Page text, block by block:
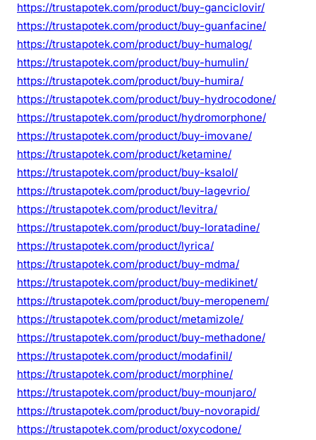
https://trustapotek.com/product/buy-ganciclovir/
https://trustapotek.com/product/buy-guanfacine/
https://trustapotek.com/product/buy-humalog/
https://trustapotek.com/product/buy-humulin/
https://trustapotek.com/product/buy-humira/
https://trustapotek.com/product/buy-hydrocodone/
https://trustapotek.com/product/hydromorphone/
https://trustapotek.com/product/buy-imovane/
https://trustapotek.com/product/ketamine/
https://trustapotek.com/product/buy-ksalol/
https://trustapotek.com/product/buy-lagevrio/
https://trustapotek.com/product/levitra/
https://trustapotek.com/product/buy-loratadine/
https://trustapotek.com/product/lyrica/
https://trustapotek.com/product/buy-mdma/
https://trustapotek.com/product/buy-medikinet/
https://trustapotek.com/product/buy-meropenem/
https://trustapotek.com/product/metamizole/
https://trustapotek.com/product/buy-methadone/
https://trustapotek.com/product/modafinil/
https://trustapotek.com/product/morphine/
https://trustapotek.com/product/buy-mounjaro/
https://trustapotek.com/product/buy-novorapid/
https://trustapotek.com/product/oxycodone/